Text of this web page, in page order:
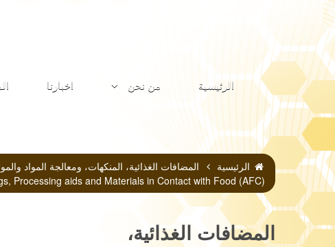
الرئيسية من نحن اخبارنا
الرئيسية
Processing aids and Materials in Contact with Food (AFC)
المضافات الغذائية،